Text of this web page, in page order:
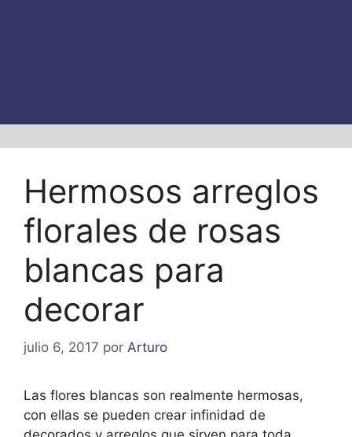
Hermosos arreglos
florales de rosas
blancas para
decorar
julio 6, 2017 por Arturo
Las flores blancas son realmente hermosas,
con ellas se pueden crear infinidad de